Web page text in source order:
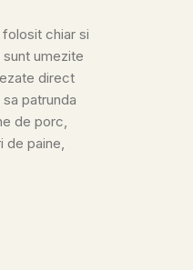
chiar si
umezite
direct
patrunda
de porc,
de paine,